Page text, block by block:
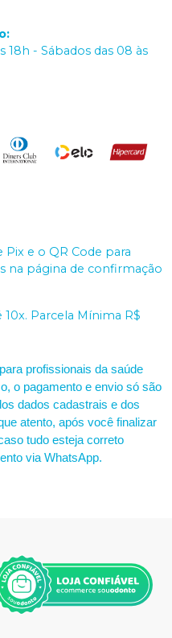
:
18h - Sábados das 08 às
Pix e o QR Code para
na página de confirmação
10x. Parcela Mínima R$
profissionais da saúde
o pagamento e envio só são
dados cadastrais e dos
atento, após você finalizar
tudo esteja correto
via WhatsApp.